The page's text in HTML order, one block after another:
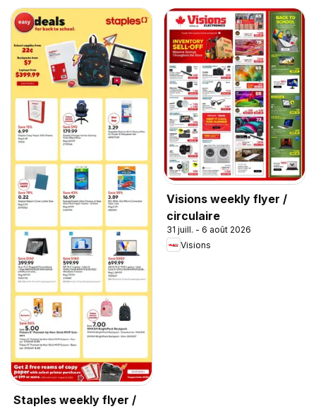
Staples weekly flyer /
Visions weekly flyer /
circulaire
31 juill. - 6 août 2026
Visions